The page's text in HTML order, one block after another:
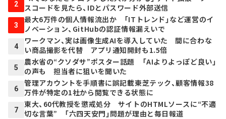
2
スコードを見たら、IDとパスワード外部送信
3
最大6万件の個人情報流出か 「ITトレンド」など運営のイ
ノベーション、GitHubの認証情報漏えいで
4
ワークマン、実は画像生成AIを導入していた 間に合わな
い商品撮影を代替 アプリ通知開封も1.5倍
5
農水省の“クソダサ”ポスター話題 「AIよりよっぽど良い」
の声も 担当者に狙いを聞いた
6
管理アカウントを手順書に誤記載――東芝テック、顧客情報38
万件が特定の1社から閲覧できる状態に
7
東大、60代教授を懲戒処分 サイトのHTMLソースに“不適
切な言葉” 「六四天安門」問題が理由と毎日報道